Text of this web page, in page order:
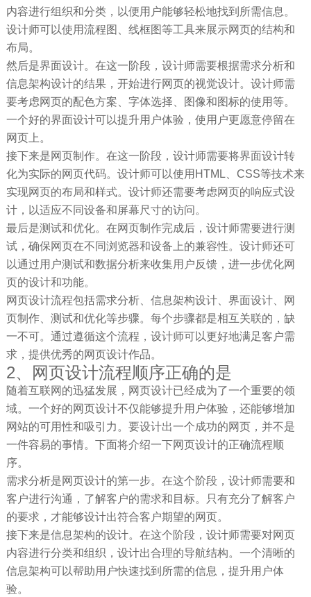
内容进行组织和分类，以便用户能够轻松地找到所需信息。
设计师可以使用流程图、线框图等工具来展示网页的结构和
布局。
然后是界面设计。在这一阶段，设计师需要根据需求分析和
信息架构设计的结果，开始进行网页的视觉设计。设计师需
要考虑网页的配色方案、字体选择、图像和图标的使用等。
一个好的界面设计可以提升用户体验，使用户更愿意停留在
网页上。
接下来是网页制作。在这一阶段，设计师需要将界面设计转
化为实际的网页代码。设计师可以使用HTML、CSS等技术来
实现网页的布局和样式。设计师还需要考虑网页的响应式设
计，以适应不同设备和屏幕尺寸的访问。
最后是测试和优化。在网页制作完成后，设计师需要进行测
试，确保网页在不同浏览器和设备上的兼容性。设计师还可
以通过用户测试和数据分析来收集用户反馈，进一步优化网
页的设计和功能。
网页设计流程包括需求分析、信息架构设计、界面设计、网
页制作、测试和优化等步骤。每个步骤都是相互关联的，缺
一不可。通过遵循这个流程，设计师可以更好地满足客户需
求，提供优秀的网页设计作品。
2、网页设计流程顺序正确的是
随着互联网的迅猛发展，网页设计已经成为了一个重要的领
域。一个好的网页设计不仅能够提升用户体验，还能够增加
网站的可用性和吸引力。要设计出一个成功的网页，并不是
一件容易的事情。下面将介绍一下网页设计的正确流程顺
序。
需求分析是网页设计的第一步。在这个阶段，设计师需要和
客户进行沟通，了解客户的需求和目标。只有充分了解客户
的要求，才能够设计出符合客户期望的网页。
接下来是信息架构的设计。在这个阶段，设计师需要对网页
内容进行分类和组织，设计出合理的导航结构。一个清晰的
信息架构可以帮助用户快速找到所需的信息，提升用户体
验。